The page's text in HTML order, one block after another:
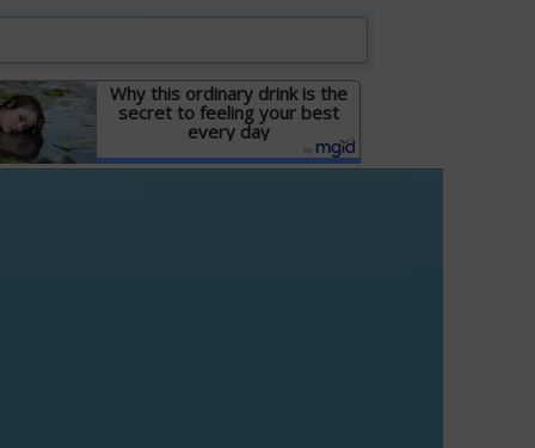
Why this ordinary drink is the
secret to feeling your best
every day
Детальніше